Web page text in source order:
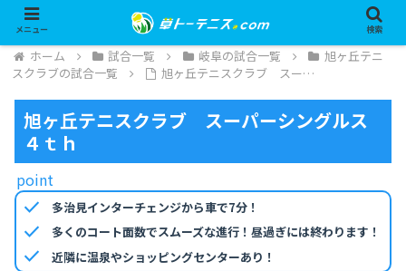
ホーム 試合一覧 岐阜の試合一覧
旭ヶ丘テニ
スクラブの試合一覧
旭ヶ丘テニスクラブ スー…
旭ヶ丘テニスクラブ スーパーシングルス
４ｔｈ
point
check 多治見インターチェンジから車で7分！
check 多くのコート面数でスムーズな進行！昼過ぎには終わります！
check 近隣に温泉やショッピングセンターあり！
メニュー 検索